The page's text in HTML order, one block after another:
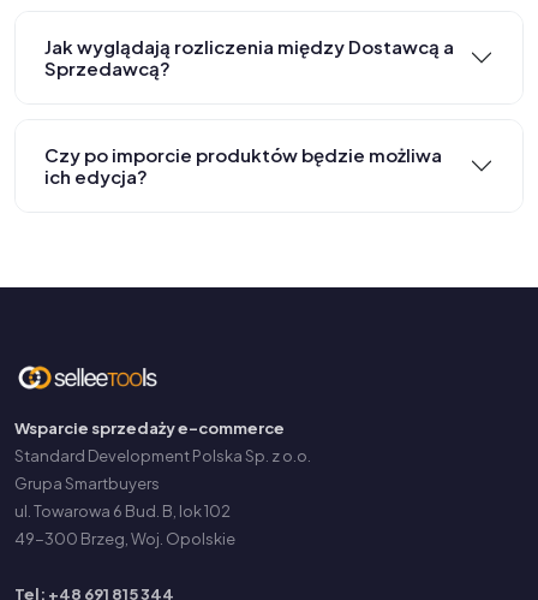
Jak wyglądają rozliczenia między Dostawcą a
Sprzedawcą?
Czy po imporcie produktów będzie możliwa
ich edycja?
Wsparcie sprzedaży e-commerce
Standard Development Polska Sp. z o.o.
Grupa Smartbuyers
ul. Towarowa 6 Bud. B, lok 102
49-300 Brzeg, Woj. Opolskie
Tel: +48 691 815 344